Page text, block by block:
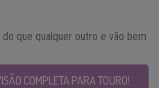
que qualquer outro e vão bem
COMPLETA PARA TOURO!